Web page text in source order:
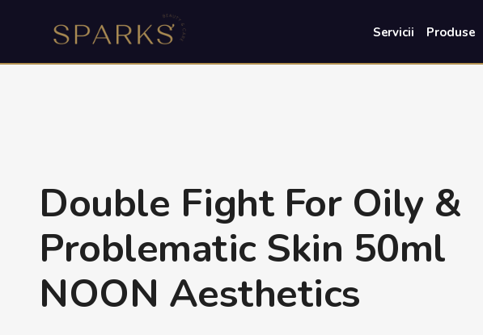
Servicii Produse
Double Fight For Oily &
Problematic Skin 50ml
NOON Aesthetics